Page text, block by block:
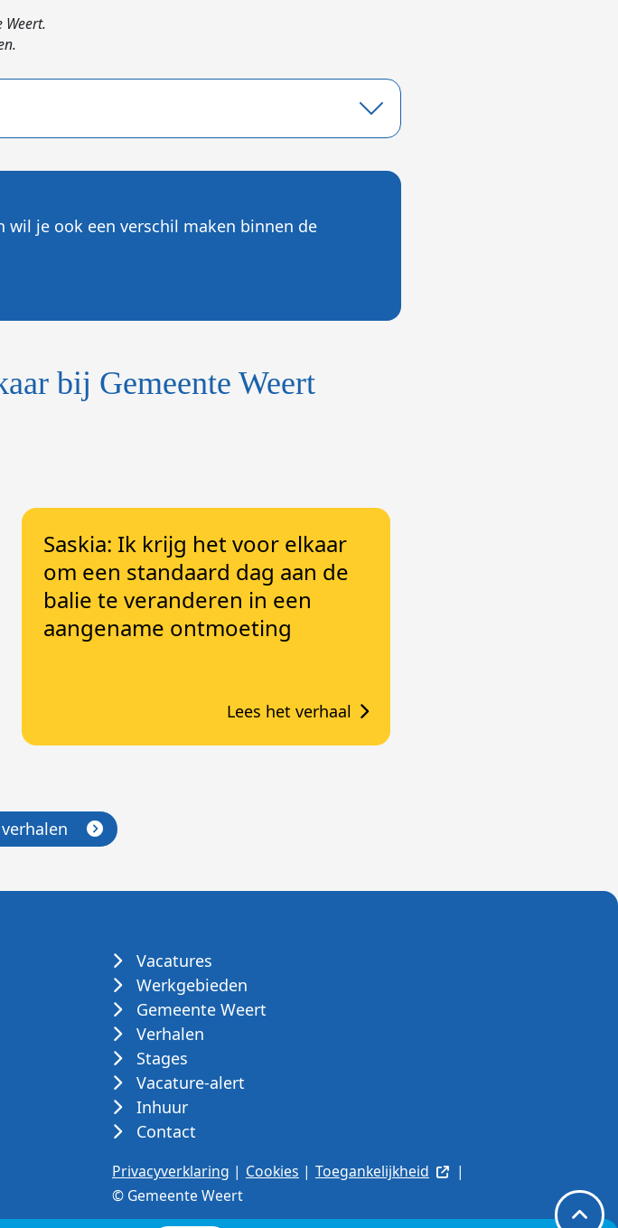
Weert.
wil je ook een verschil maken binnen de
bij Gemeente Weert
Saskia: Ik krijg het voor elkaar
om een standaard dag aan de
balie te veranderen in een
aangename ontmoeting
Lees het verhaal
Vacatures
Werkgebieden
Gemeente Weert
Verhalen
Stages
Vacature-alert
Inhuur
Contact
Privacyverklaring | Cookies | Toegankelijkheid
|
© Gemeente Weert